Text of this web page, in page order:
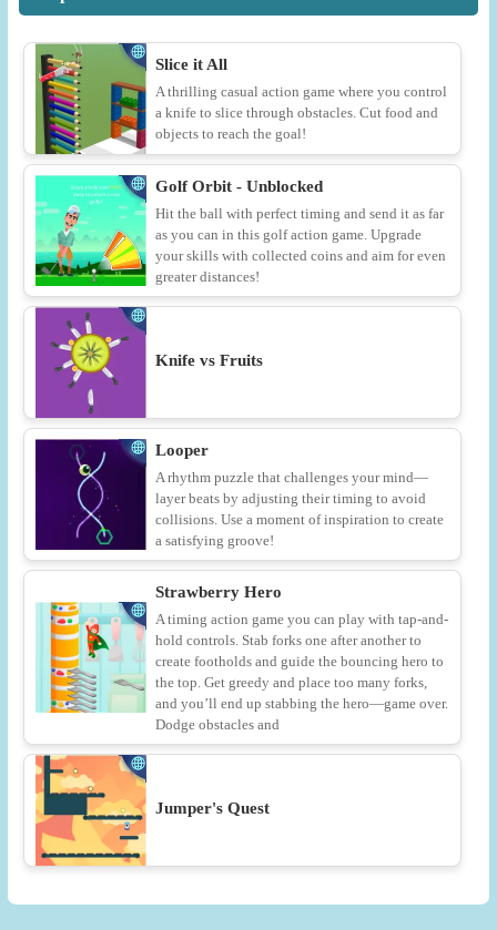
Slice it All
A thrilling casual action game where you control
a knife to slice through obstacles. Cut food and
objects to reach the goal!
Golf Orbit - Unblocked
Hit the ball with perfect timing and send it as far
as you can in this golf action game. Upgrade
your skills with collected coins and aim for even
greater distances!
Knife vs Fruits
Looper
A rhythm puzzle that challenges your mind—
layer beats by adjusting their timing to avoid
collisions. Use a moment of inspiration to create
a satisfying groove!
Strawberry Hero
A timing action game you can play with tap-and-
hold controls. Stab forks one after another to
create footholds and guide the bouncing hero to
the top. Get greedy and place too many forks,
and you’ll end up stabbing the hero—game over.
Dodge obstacles and
Jumper's Quest